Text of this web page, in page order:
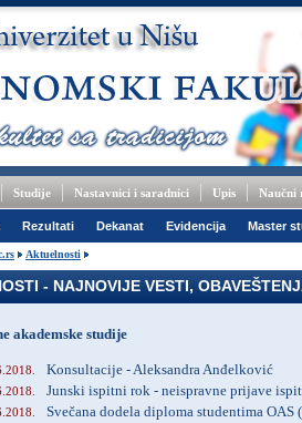
Studije Nastavnici i saradnici Upis Naučni
Rezultati Dekanat Evidencija Master
Aktuelnosti
- NAJNOVIJE VESTI,
akademske studije
Konsultacije - Aleksandra Anđelković
Junski ispitni rok - neispravne prijave
Svečana dodela diploma studentima OAS